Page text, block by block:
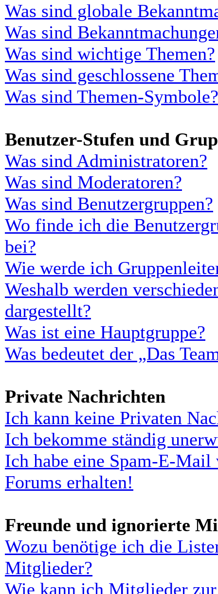
Was sind globale
Was sind
Was sind wichtige Themen?
Was sind geschlossene
Was sind Themen-Symbole?
Benutzer-Stufen und
Was sind Administratoren?
Was sind Moderatoren?
Was sind Benutzergruppen?
Wo finde ich die
bei?
Wie werde ich
Weshalb werden
dargestellt?
Was ist eine Hauptgruppe?
Was bedeutet der „Das
Private Nachrichten
Ich kann keine Privaten
Ich bekomme ständig
Ich habe eine Spam-E-
Forums erhalten!
Freunde und ignorierte
Wozu benötige ich die
Mitglieder?
Wie kann ich Mitglieder